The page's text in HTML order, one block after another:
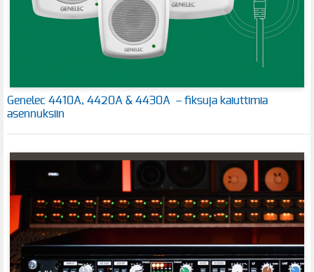
Genelec 4410A, 4420A & 4430A – fiksuja kaiuttimia
asennuksiin